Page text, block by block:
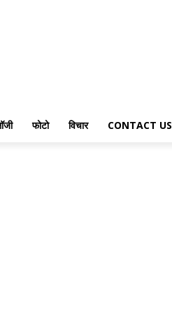
फोटो विचार CONTACT US